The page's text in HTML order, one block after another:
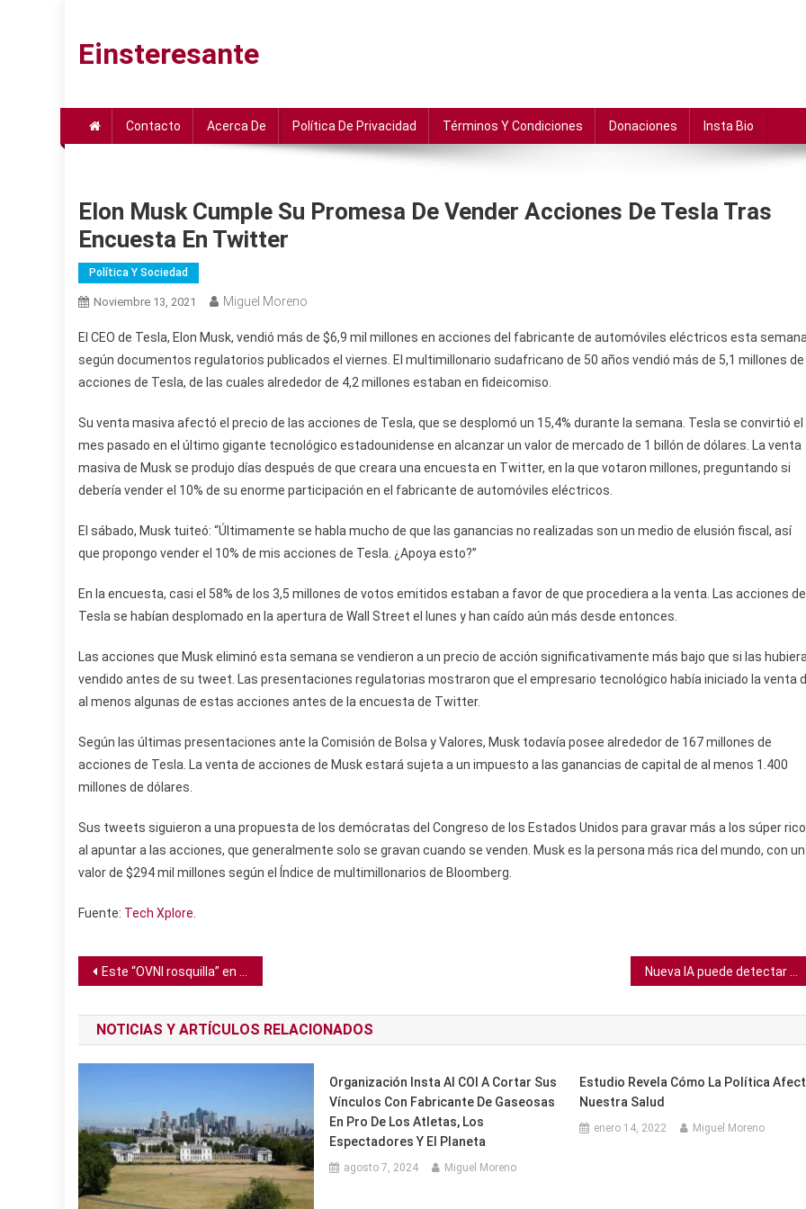
contenido
Einsteresante
Contacto Acerca De Política De Privacidad Términos Y Condiciones Donaciones Insta Bio
Elon Musk Cumple Su Promesa De Vender Acciones De Tesla Tras
Encuesta En Twitter
Política Y Sociedad
Noviembre 13, 2021 Miguel Moreno
El CEO de Tesla, Elon Musk, vendió más de $6,9 mil millones en acciones del fabricante de automóviles eléctricos esta
según documentos regulatorios publicados el viernes. El multimillonario sudafricano de 50 años vendió más de 5,1 millones de
acciones de Tesla, de las cuales alrededor de 4,2 millones estaban en fideicomiso.
Su venta masiva afectó el precio de las acciones de Tesla, que se desplomó un 15,4% durante la semana. Tesla se convirtió el
mes pasado en el último gigante tecnológico estadounidense en alcanzar un valor de mercado de 1 billón de dólares. La venta
masiva de Musk se produjo días después de que creara una encuesta en Twitter, en la que votaron millones, preguntando si
debería vender el 10% de su enorme participación en el fabricante de automóviles eléctricos.
El sábado, Musk tuiteó: “Últimamente se habla mucho de que las ganancias no realizadas son un medio de elusión fiscal, así
que propongo vender el 10% de mis acciones de Tesla. ¿Apoya esto?”
En la encuesta, casi el 58% de los 3,5 millones de votos emitidos estaban a favor de que procediera a la venta. Las acciones de
Tesla se habían desplomado en la apertura de Wall Street el lunes y han caído aún más desde entonces.
Las acciones que Musk eliminó esta semana se vendieron a un precio de acción significativamente más bajo que si las
vendido antes de su tweet. Las presentaciones regulatorias mostraron que el empresario tecnológico había iniciado la venta
al menos algunas de estas acciones antes de la encuesta de Twitter.
Según las últimas presentaciones ante la Comisión de Bolsa y Valores, Musk todavía posee alrededor de 167 millones de
acciones de Tesla. La venta de acciones de Musk estará sujeta a un impuesto a las ganancias de capital de al menos 1.400
millones de dólares.
Sus tweets siguieron a una propuesta de los demócratas del Congreso de los Estados Unidos para gravar más a los súper
al apuntar a las acciones, que generalmente solo se gravan cuando se venden. Musk es la persona más rica del mundo, con un
valor de $294 mil millones según el Índice de multimillonarios de Bloomberg.
Fuente: Tech Xplore
Navegación
de
entradas
Este “OVNI rosquilla” en Suiza desafía toda explicación
NOTICIAS Y ARTÍCULOS RELACIONADOS
Organización Insta Al COI A Cortar Sus
Vínculos Con Fabricante De Gaseosas
En Pro De Los Atletas, Los
Espectadores Y El Planeta
agosto 7, 2024 Miguel Moreno
Estudio Revela Cómo La Política
Nuestra Salud
enero 14, 2022 Miguel Moreno